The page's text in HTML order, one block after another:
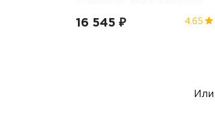
16 545 ₽ 4.65
Или